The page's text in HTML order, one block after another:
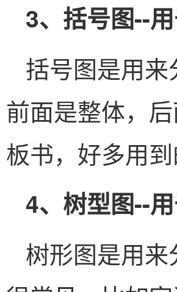
3、括号图--
括号图是用
前面是整体，
板书，好多用
4、树型图--
树形图是用